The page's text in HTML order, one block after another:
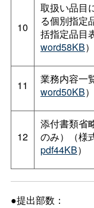
10
取扱い品目
る個別指定
括指定品目
word58KB）
11
業務内容一
word50KB）
12
添付書類省
のみ）（様
pdf44KB）
●提出部数：